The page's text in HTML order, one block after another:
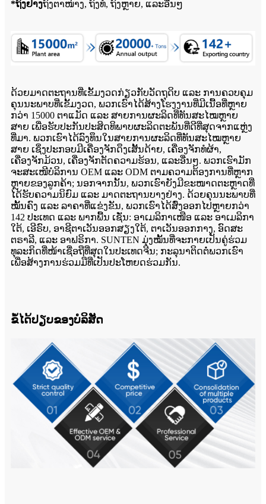
*ຖົງຢາງຖົງຕາໜ່າງ, ຖົງທໍ, ຖົງຫຼາຍ, ແລະອື່ນໆ
ດ້ວຍມາດຕະຖານທີ່ເຂັ້ມງວດກ່ຽວກັບວັດຖຸດິບ ແລະ ການຄວບຄຸມ
ຄຸນນະພາບທີ່ເຂັ້ມງວດ, ພວກເຮົາໄດ້ສ້າງໂຮງງານທີ່ມີເນື້ອທີ່ຫຼາຍ
ກວ່າ 15000 ຕາແມັດ ແລະ ສາຍການຜະລິດທີ່ທັນສະໄໝຫຼາຍ
ສາຍ ເພື່ອຮັບປະກັນປະສິດທິພາບຜະລິດຕະພັນທີ່ດີທີ່ສຸດຈາກແຫຼ່ງ
ທີ່ມາ. ພວກເຮົາໄດ້ລົງທຶນໃນສາຍການຜະລິດທີ່ທັນສະໄໝຫຼາຍ
ສາຍ ເຊິ່ງປະກອບມີເຄື່ອງຈັກດຶງເສັ້ນດ້າຍ, ເຄື່ອງຈັກທໍຜ້າ,
ເຄື່ອງຈັກມ້ວນ, ເຄື່ອງຈັກຕັດຄວາມຮ້ອນ, ແລະອື່ນໆ. ພວກເຮົາມັກ
ຈະສະເໜີບໍລິການ OEM ແລະ ODM ຕາມຄວາມຕ້ອງການທີ່ຫຼາກ
ຫຼາຍຂອງລູກຄ້າ; ນອກຈາກນັ້ນ, ພວກເຮົາຍັງມີຂະໜາດຕະຫຼາດທີ່
ໄດ້ຮັບຄວາມນິຍົມ ແລະ ມາດຕະຖານບາງຢ່າງ. ດ້ວຍຄຸນນະພາບທີ່
ໝັ້ນຄົງ ແລະ ລາຄາທີ່ແຂ່ງຂັນ, ພວກເຮົາໄດ້ສົ່ງອອກໄປຫຼາຍກວ່າ
142 ປະເທດ ແລະ ພາກພື້ນ ເຊັ່ນ: ອາເມລິກາເໜືອ ແລະ ອາເມລິກາ
ໃຕ້, ເອີຣົບ, ອາຊີຕາເວັນອອກສຽງໃຕ້, ຕາເວັນອອກກາງ, ອົດສະ
ຕຣາລີ, ແລະ ອາຟຣິກາ. SUNTEN ມຸ່ງໝັ້ນທີ່ຈະກາຍເປັນຄູ່ຮ່ວມ
ທຸລະກິດທີ່ໜ້າເຊື່ອຖືທີ່ສຸດໃນປະເທດຈີນ; ກະລຸນາຕິດຕໍ່ພວກເຮົາ
ເພື່ອສ້າງການຮ່ວມມືທີ່ເປັນປະໂຫຍດຮ່ວມກັນ.
ຂໍ້ໄດ້ປຽບຂອງບໍລິສັດ